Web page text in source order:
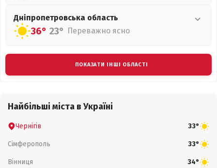
Дніпропетровська область
36° 23° Переважно ясно
ПОКАЗАТИ ІНШІ ОБЛАСТІ
Найбільші міста в Україні
Чернігів 33°
Сімферополь 33°
Вінниця 34°